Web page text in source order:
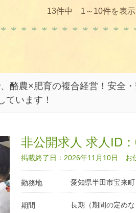
13件中 1～10件を表示
酪農×肥育の複合経営！安全
ています！
非公開求人 求人ID
掲載終了日：2026年11月10日 お
勤務地 愛知県半田市宝来町
期間 長期（期間の定めな